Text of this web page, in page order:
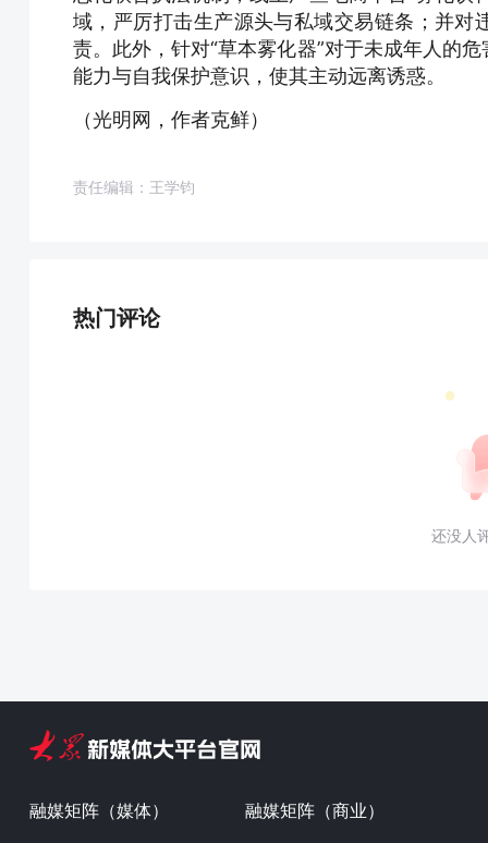
域，严厉打击生产源头与私域交易链条；并对
责。此外，针对“草本雾化器”对于未成年人的
能力与自我保护意识，使其主动远离诱惑。
（光明网，作者克鲜）
责任编辑：王学钧
热门评论
还没人
融媒矩阵（媒体） 融媒矩阵（商业）